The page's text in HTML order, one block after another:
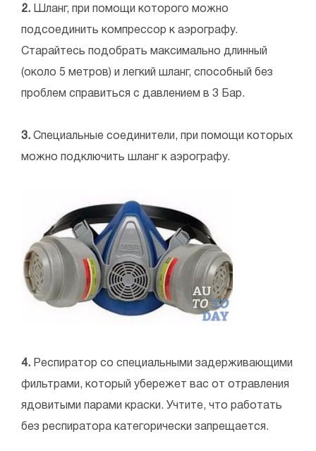
2. Шланг, при помощи которого можно
подсоединить компрессор к аэрографу.
Старайтесь подобрать максимально длинный
(около 5 метров) и легкий шланг, способный без
проблем справиться с давлением в 3 Бар.
3. Специальные соединители, при помощи которых
можно подключить шланг к аэрографу.
4. Респиратор со специальными задерживающими
фильтрами, который убережет вас от отравления
ядовитыми парами краски. Учтите, что работать
без респиратора категорически запрещается.